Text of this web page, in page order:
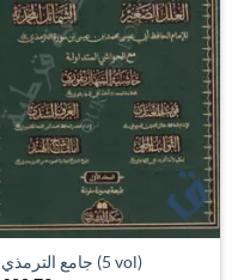
جامع الترمذي (5 vol)